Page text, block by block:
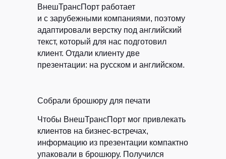
ВнешТрансПорт работает
и с зарубежными компаниями, поэтому
адаптировали верстку под английский
текст, который для нас подготовил
клиент. Отдали клиенту две
презентации: на русском и английском.
Собрали брошюру для печати
Чтобы ВнешТрансПорт мог привлекать
клиентов на бизнес-встречах,
информацию из презентации компактно
упаковали в брошюру. Получился